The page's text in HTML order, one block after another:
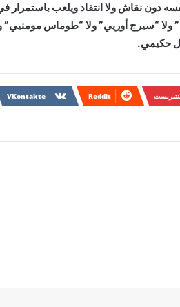
نقاش ولا انتقاد ويلعب باستمرار
“سيرج أوريي” ولا “طوماس مومنيي” ولا
حكيمي.